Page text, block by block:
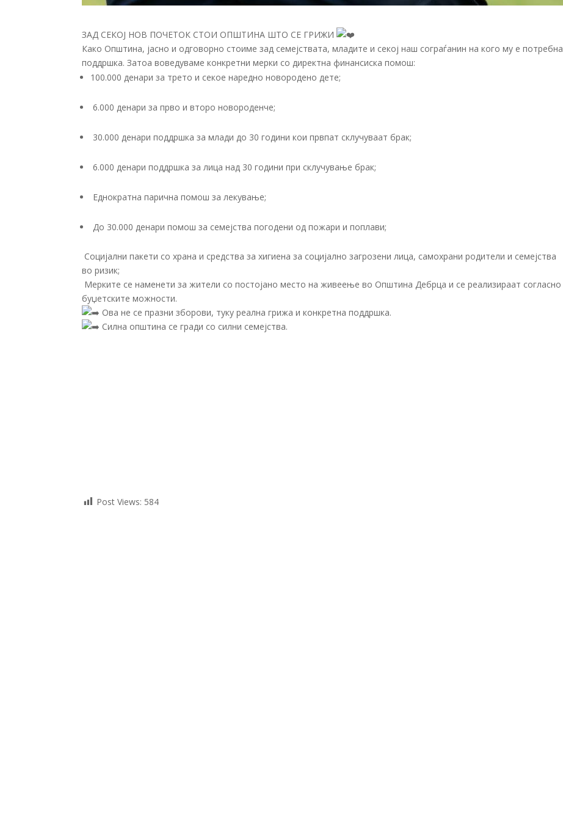
ЗАД СЕКОЈ НОВ ПОЧЕТОК СТОИ ОПШТИНА ШТО СЕ ГРИЖИ
Како Општина, јасно и одговорно стоиме зад семејствата, младите и секој наш сограѓанин на кого му е потребна
поддршка. Затоа воведуваме конкретни мерки со директна финансиска помош:
100.000 денари за трето и секое наредно новородено дете;
6.000 денари за прво и второ новороденче;
30.000 денари поддршка за млади до 30 години кои првпат склучуваат брак;
6.000 денари поддршка за лица над 30 години при склучување брак;
Еднократна парична помош за лекување;
До 30.000 денари помош за семејства погодени од пожари и поплави;
Социјални пакети со храна и средства за хигиена за социјално загрозени лица, самохрани родители и семејства
во ризик;
Мерките се наменети за жители со постојано место на живеење во Општина Дебрца и се реализираат согласно
буџетските можности.
Ова не се празни зборови, туку реална грижа и конкретна поддршка.
Силна општина се гради со силни семејства.
Post Views: 584